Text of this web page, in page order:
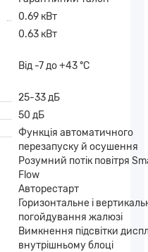
0.69 кВт
0.63 кВт
Від -7 до +43 °C
25-33 дБ
50 дБ
Функція автоматичного
перезапуску й осушення
Розумний потік повітря
Flow
Авторестарт
Горизонтальне і
погойдування жалюзі
Вимкнення підсвітки
внутрішньому блоці